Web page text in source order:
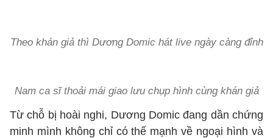
Theo khán giả thì Dương Domic hát live ngày càng đỉnh
Nam ca sĩ thoải mái giao lưu chụp hình cùng khán giả
Từ chỗ bị hoài nghi, Dương Domic đang dần chứng
minh mình không chỉ có thế mạnh về ngoại hình và